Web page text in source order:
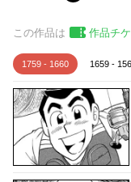
この作品は 作品チ
1759 - 1660 1659 -